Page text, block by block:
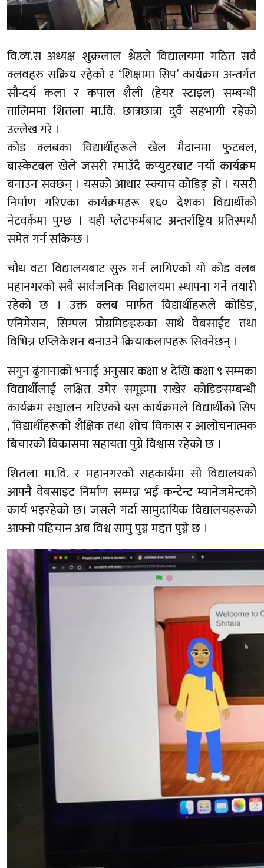
वि.व्य.स अध्यक्ष शुक्रलाल श्रेष्ठले विद्यालयमा गठित सवै
क्लवहरु सक्रिय रहेको र ‘शिक्षामा सिप’ कार्यक्रम अन्तर्गत
सौन्दर्य कला र कपाल शैली (हेयर स्टाइल) सम्बन्धी
तालिममा शितला मा.वि. छात्रछात्रा दुवै सहभागी रहेको
उल्लेख गरे ।
कोड क्लबका विद्यार्थीहरूले खेल मैदानमा फुटबल,
बास्केटबल खेले जसरी रमाउँदै कप्युटरबाट नयाँ कार्यक्रम
बनाउन सक्छन् । यसको आधार स्क्याच कोडिङ् हो । यसरी
निर्माण गरिएका कार्यक्रमहरू १६० देशका विद्यार्थीको
नेटवर्कमा पुग्छ । यही प्लेटफर्मबाट अन्तर्राष्ट्रिय प्रतिस्पर्धा
समेत गर्न सकिन्छ ।
चौध वटा विद्यालयबाट सुरु गर्न लागिएको यो कोड क्लब
महानगरको सबै सार्वजनिक विद्यालयमा स्थापना गर्ने तयारी
रहेको छ । उक्त क्लब मार्फत विद्यार्थीहरूले कोडिङ,
एनिमेसन, सिम्पल प्रोग्रमिङहरुका साथै वेबसाईट तथा
विभिन्न एप्लिकेशन बनाउने क्रियाकलापहरू सिक्नेछन् ।
सगुन ढुंगानाको भनाई अनुसार कक्षा ४ देखि कक्षा ९ सम्मका
विद्यार्थीलाई लक्षित उमेर समूहमा राखेर कोडिङसम्बन्धी
कार्यक्रम सञ्चालन गरिएको यस कार्यक्रमले विद्यार्थीको सिप
, विद्यार्थीहरूको शैक्षिक तथा शोच विकास र आलोचनात्मक
बिचारको विकासमा सहायता पुग्ने विश्वास रहेको छ ।
शितला मा.वि. र महानगरको सहकार्यमा सो विद्यालयको
आफ्नै वेबसाइट निर्माण सम्पन्न भई कन्टेन्ट म्यानेजमेन्टको
कार्य भइरहेको छ। जसले गर्दा सामुदायिक विद्यालयहरूको
आफ्नो पहिचान अब विश्व सामु पुग्न मद्दत पुग्ने छ ।